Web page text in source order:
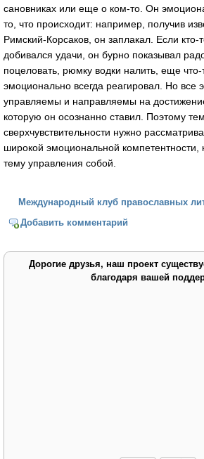
сановниках или еще о ком-то. Он
то, что происходит: например, получив
Римский-Корсаков, он заплакал. Если кто-
добивался удачи, он бурно показывал
поцеловать, рюмку водки налить, еще что-
эмоционально всегда реагировал. Но все
управляемы и направляемы на
которую он осознанно ставил. Поэтому
сверхчувствительности нужно
широкой эмоциональной компетентности,
тему управления собой.
Международный клуб православных
Добавить комментарий
Дорогие друзья, наш проект
благодаря вашей